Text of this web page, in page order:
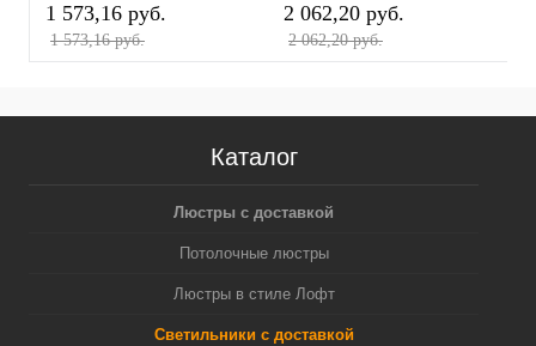
1 573,16 pуб.
1 573,16 pуб.
2 062,20 pуб.
2 062,20 pуб.
Каталог
Люстры с доставкой
Потолочные люстры
Люстры в стиле Лофт
Светильники с доставкой